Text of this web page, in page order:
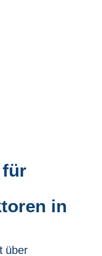
in
über